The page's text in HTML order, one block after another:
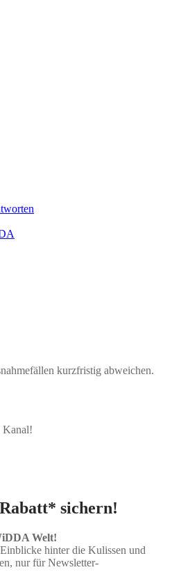
kurzfristig abweichen.
Kanal!
sichern!
Welt!
hinter die Kulissen und
nur für Newsletter-